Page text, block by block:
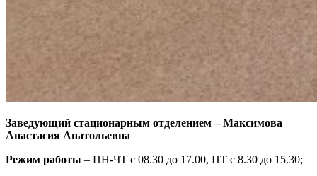
Заведующий стационарным отделением –Максимова
Анастасия Анатольевна
Режим работы – ПН-ЧТ с 08.30 до 17.00, ПТ с 8.30 до 15.30;